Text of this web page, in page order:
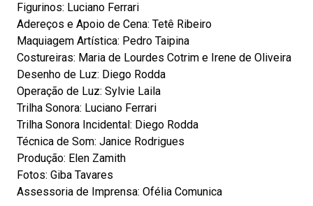
Figurinos: Luciano Ferrari
Adereços e Apoio de Cena: Tetê Ribeiro
Maquiagem Artística: Pedro Taipina
Costureiras: Maria de Lourdes Cotrim e Irene de Oliveira
Desenho de Luz: Diego Rodda
Operação de Luz: Sylvie Laila
Trilha Sonora: Luciano Ferrari
Trilha Sonora Incidental: Diego Rodda
Técnica de Som: Janice Rodrigues
Produção: Elen Zamith
Fotos: Giba Tavares
Assessoria de Imprensa: Ofélia Comunica